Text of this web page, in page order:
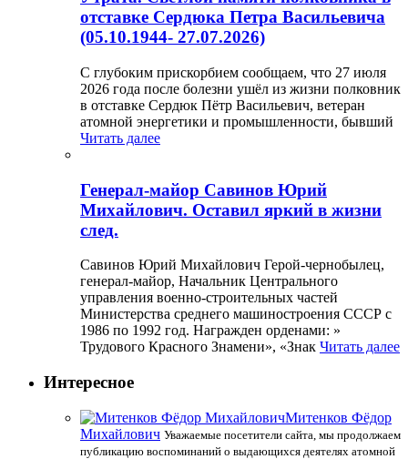
отставке Сердюка Петра Васильевича
(05.10.1944- 27.07.2026)
С глубоким прискорбием сообщаем, что 27 июля
2026 года после болезни ушёл из жизни полковник
в отставке Сердюк Пётр Васильевич, ветеран
атомной энергетики и промышленности, бывший
Читать далее
Генерал-майор Савинов Юрий
Михайлович. Оставил яркий в жизни
след.
Савинов Юрий Михайлович Герой-чернобылец,
генерал-майор, Начальник Центрального
управления военно-строительных частей
Министерства среднего машиностроения СССР с
1986 по 1992 год. Награжден орденами: »
Трудового Красного Знамени», «Знак Читать далее
Интересное
Митенков Фёдор
Михайлович Уважаемые посетители сайта, мы продолжаем
публикацию воспоминаний о выдающихся деятелях атомной